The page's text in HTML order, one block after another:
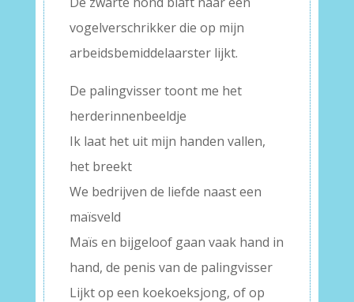
vogelverschrikker die op mijn
arbeidsbemiddelaarster lijkt.
De palingvisser toont me het
herderinnenbeeldje
Ik laat het uit mijn handen vallen,
het breekt
We bedrijven de liefde naast een
maïsveld
Maïs en bijgeloof gaan vaak hand in
hand, de penis van de palingvisser
Lijkt op een koekoeksjong, of op